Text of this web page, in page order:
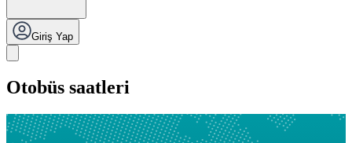
Giriş Yap
Otobüs saatleri